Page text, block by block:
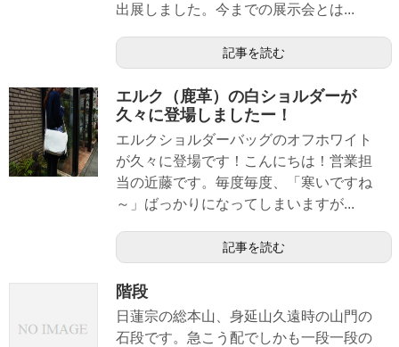
出展しました。今までの展示会とは...
記事を読む
エルク（鹿革）の白ショルダーが
久々に登場しましたー！
エルクショルダーバッグのオフホワイト
が久々に登場です！こんにちは！営業担
当の近藤です。毎度毎度、「寒いですね
～」ばっかりになってしまいますが...
記事を読む
階段
日蓮宗の総本山、身延山久遠時の山門の
石段です。急こう配でしかも一段一段の